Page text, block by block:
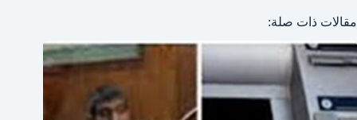
مقالات ذات صلة: